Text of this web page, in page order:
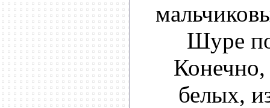
Шуре
Конечно,
белых,